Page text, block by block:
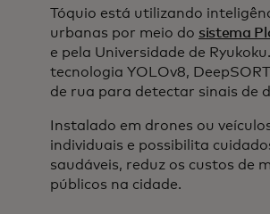
Tóquio está utilizando
urbanas por meio do sistema
e pela Universidade de
tecnologia YOLOv8,
de rua para detectar sinais de
Instalado em drones ou
individuais e possibilita
saudáveis, reduz os custos de
públicos na cidade.